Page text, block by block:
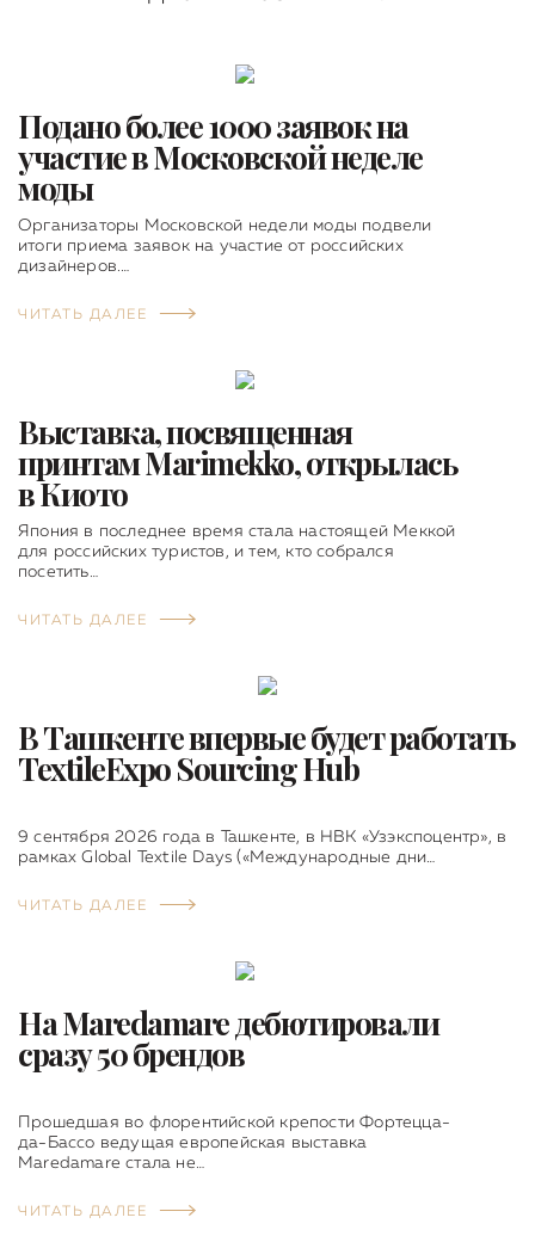
Подано более 1000 заявок на
участие в Московской неделе
моды
Организаторы Московской недели моды подвели
итоги приема заявок на участие от российских
дизайнеров.…
ЧИТАТЬ ДАЛЕЕ
Выставка, посвященная
принтам Marimekko, открылась
в Киото
Япония в последнее время стала настоящей Меккой
для российских туристов, и тем, кто собрался
посетить…
ЧИТАТЬ ДАЛЕЕ
В Ташкенте впервые будет работать
TextileExpo Sourcing Hub
9 сентября 2026 года в Ташкенте, в НВК «Узэкспоцентр», в
рамках Global Textile Days («Международные дни…
ЧИТАТЬ ДАЛЕЕ
На Maredamare дебютировали
сразу 50 брендов
Прошедшая во флорентийской крепости Фортецца-
да-Бассо ведущая европейская выставка
Maredamare стала не…
ЧИТАТЬ ДАЛЕЕ